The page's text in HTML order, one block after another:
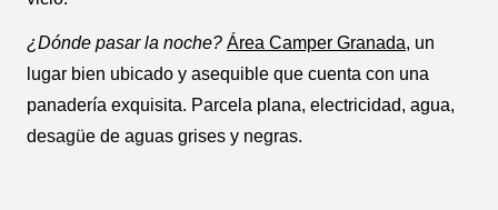
¿Dónde pasar la noche? Área Camper Granada, un
lugar bien ubicado y asequible que cuenta con una
panadería exquisita. Parcela plana, electricidad, agua,
desagüe de aguas grises y negras.